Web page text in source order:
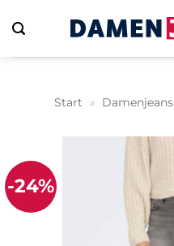
Inhalt
springen
Start » Damenjeans
-24%